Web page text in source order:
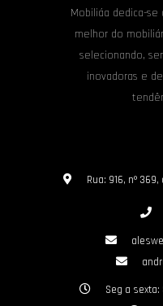
Mobiliáa dedica-
melhor do
selecionando,
inovadoras e
Rua: 916, nº
Seg a sexta: